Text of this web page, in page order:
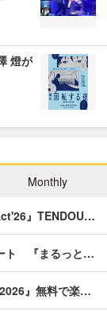
燈が
Monthly
』TENDOU…
ト 『まるっと…
』無料で楽…